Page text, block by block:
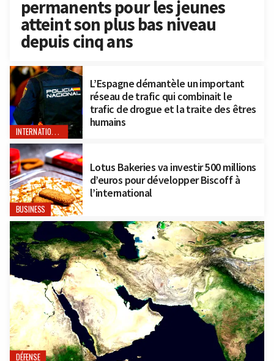
permanents pour les jeunes
atteint son plus bas niveau
depuis cinq ans
INTERNATIONAL
L’Espagne démantèle un important
réseau de trafic qui combinait le
trafic de drogue et la traite des êtres
humains
BUSINESS
Lotus Bakeries va investir 500 millions
d’euros pour développer Biscoff à
l’international
DÉFENSE